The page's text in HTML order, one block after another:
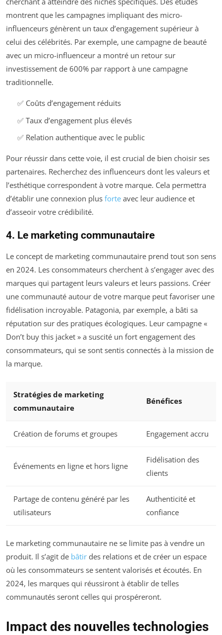
montrent que les campagnes impliquant des micro-
influenceurs génèrent un taux d’engagement supérieur à
celui des célébrités. Par exemple, une campagne de beauté
avec un micro-influenceur a montré un retour sur
investissement de 600% par rapport à une campagne
traditionnelle.
✅ Coûts d’engagement réduits
✅ Taux d’engagement plus élevés
✅ Relation authentique avec le public
Pour réussir dans cette voie, il est crucial de bien choisir ses
partenaires. Recherchez des influenceurs dont les valeurs et
l’esthétique correspondent à votre marque. Cela permettra
d’établir une connexion plus forte avec leur audience et
d’asseoir votre crédibilité.
4. Le marketing communautaire
Le concept de marketing communautaire prend tout son sens
en 2024. Les consommateurs cherchent à s’engager avec des
marques qui partagent leurs valeurs et leurs passions. Créer
une communauté autour de votre marque peut favoriser une
fidélisation incroyable. Patagonia, par exemple, a bâti sa
réputation sur des pratiques écologiques. Leur campagne «
Don’t buy this jacket » a suscité un fort engagement des
consommateurs, qui se sont sentis connectés à la mission de
la marque.
Stratégies de marketing
communautaire
Bénéfices
Création de forums et groupes Engagement accru
Événements en ligne et hors ligne
Fidélisation des
clients
Partage de contenu généré par les
utilisateurs
Authenticité et
confiance
Le marketing communautaire ne se limite pas à vendre un
produit. Il s’agit de bâtir des relations et de créer un espace
où les consommateurs se sentent valorisés et écoutés. En
2024, les marques qui réussiront à établir de telles
communautés seront celles qui prospéreront.
Impact des nouvelles technologies